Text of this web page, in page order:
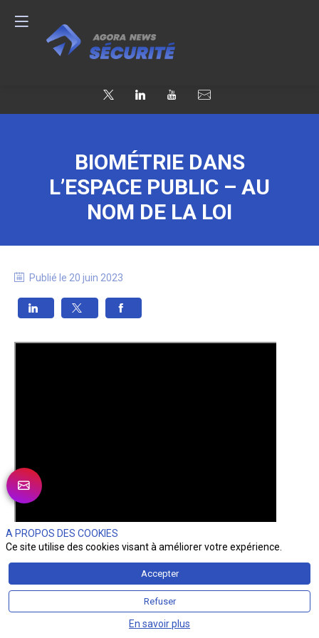
BIOMÉTRIE DANS
L’ESPACE PUBLIC – AU
NOM DE LA LOI
Publié le 20 juin 2023
A PROPOS DES COOKIES
Ce site utilise des cookies visant à améliorer votre expérience.
Accepter
Refuser
En savoir plus